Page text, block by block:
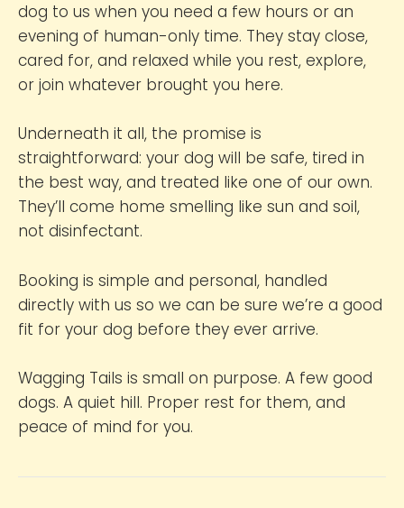
dog to us when you need a few hours or an
evening of human-only time. They stay close,
cared for, and relaxed while you rest, explore,
or join whatever brought you here.
Underneath it all, the promise is
straightforward: your dog will be safe, tired in
the best way, and treated like one of our own.
They’ll come home smelling like sun and soil,
not disinfectant.
Booking is simple and personal, handled
directly with us so we can be sure we’re a good
fit for your dog before they ever arrive.
Wagging Tails is small on purpose. A few good
dogs. A quiet hill. Proper rest for them, and
peace of mind for you.